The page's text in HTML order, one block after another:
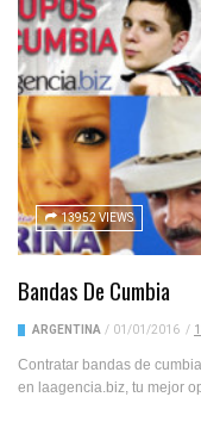
13952 VIEWS
Bandas De Cumbia
ARGENTINA / 01/01/2016 /
Contratar bandas de
en laagencia.biz, tu mejor